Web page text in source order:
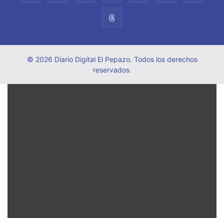
© 2026 Diario Digital El Pepazo. Todos los derechos
reservados.